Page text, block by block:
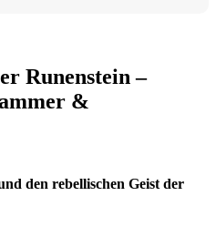
Runenstein –
&
den rebellischen Geist der